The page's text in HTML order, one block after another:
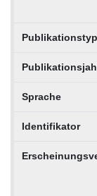
Publikationstyp
Sprache
Identifikator